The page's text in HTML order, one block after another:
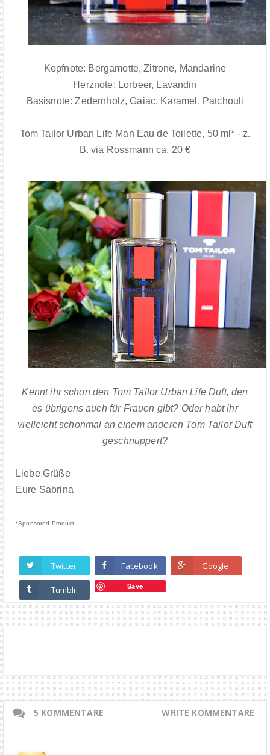
Kopfnote: Bergamotte, Zitrone, Mandarine
Herznote: Lorbeer, Lavandin
Basisnote: Zedernholz, Gaiac, Karamel, Patchouli
Tom Tailor Urban Life Man Eau de Toilette, 50 ml* - z.
B. via Rossmann ca. 20 €
Kennt ihr schon den Tom Tailor Urban Life Duft, den
es übrigens auch für Frauen gibt? Oder habt ihr
vielleicht schonmal an einem anderen Tom Tailor Duft
geschnuppert?
Liebe Grüße
Eure Sabrina
*Sponsored Product
Twitter Facebook Google
Tumblr Save
5 KOMMENTARE WRITE KOMMENTARE